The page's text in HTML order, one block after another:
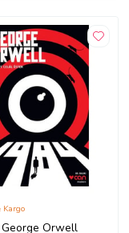
Orwell
Kargo